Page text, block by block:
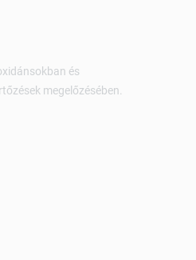
és
megelőzésében.